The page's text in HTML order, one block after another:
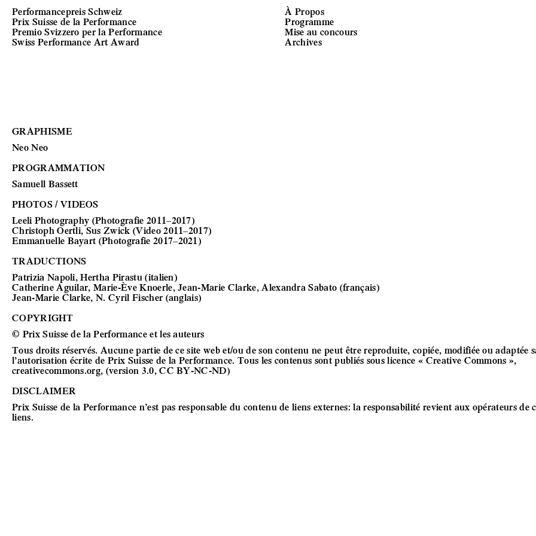
Performancepreis Schweiz
Prix Suisse de la Performance
Premio Svizzero per la Performance
Swiss Performance Art Award
À Propos
Programme
Mise au concours
Archives
GRAPHISME
Neo Neo
PROGRAMMATION
Samuell Bassett
PHOTOS / VIDEOS
Leeli Photography (Photografie 2011–2017)
Christoph Oertli, Sus Zwick (Video 2011–2017)
Emmanuelle Bayart (Photografie 2017–2021)
TRADUCTIONS
Patrizia Napoli, Hertha Pirastu (italien)
Catherine Aguilar, Marie-Ève Knoerle, Jean-Marie Clarke, Alexandra Sabato (français)
Jean-Marie Clarke, N. Cyril Fischer (anglais)
COPYRIGHT
© Prix Suisse de la Performance et les auteurs
Tous droits réservés. Aucune partie de ce site web et/ou de son contenu ne peut être reproduite, copiée, modifiée ou adaptée
l’autorisation écrite de Prix Suisse de la Performance. Tous les contenus sont publiés sous licence « Creative Commons »,
creativecommons.org, (version 3.0, CC BY-NC-ND)
DISCLAIMER
Prix Suisse de la Performance n’est pas responsable du contenu de liens externes: la responsabilité revient aux opérateurs de
liens.